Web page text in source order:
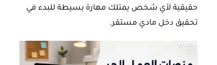
حقيقية لأي شخص يمتلك مهارة بسيطة للبدء في
تحقيق دخل مادي مستقر.